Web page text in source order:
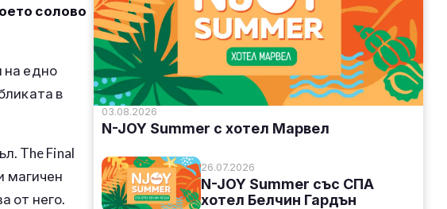
солово
на едно
в
The Final
магичен
от него.
03.08.2026
N-JOY Summer с хотел Марвел
26.07.2026
N-JOY Summer със СПА
хотел Белчин Гардън